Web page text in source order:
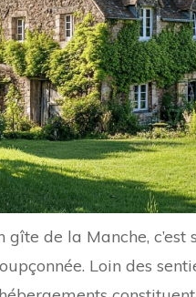
gîte de la Manche,
Loin des